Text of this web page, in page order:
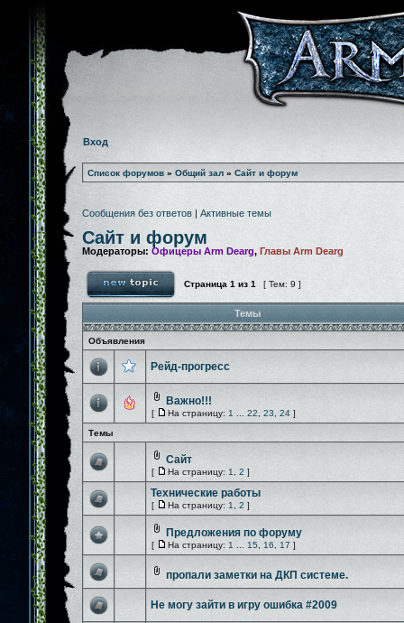
Вход
Список форумов » Общий зал » Сайт и форум
Сообщения без ответов | Активные темы
Сайт и форум
Модераторы: Офицеры Arm Dearg, Главы Arm Dearg
Страница 1 из 1 [ Тем: 9 ]
Темы
Объявления
Рейд-прогресс
Важно!!!
[ На страницу: 1 22 23 24 ]
Темы
Сайт
[ На страницу: 1 2 ]
Технические работы
[ На страницу: 1 2 ]
Предложения по форуму
[ На страницу: 1 15 16 17 ]
пропали заметки на ДКП системе.
Не могу зайти в игру ошибка #2009